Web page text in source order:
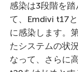
感染は3段階を
て、Emdivi t17
に感染します。
たシステムの状
なって、さらに